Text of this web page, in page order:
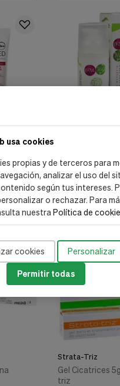
usa cookies
propias y de terceros para
analizar el uso del
según tus intereses.
o rechazar. Para
nuestraPolítica de
cookies Personalizar
Permitir todas
Vera Y Rosa
34,92 €
Añadir al
Strata-Triz
Gel Cicatrices
triz